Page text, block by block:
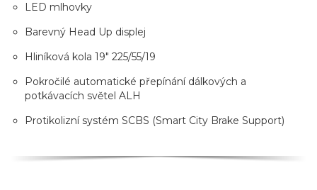
LED mlhovky
Barevný Head Up displej
Hliníková kola 19" 225/55/19
Pokročilé automatické přepínání dálkových a
potkávacích světel ALH
Protikolizní systém SCBS (Smart City Brake Support)